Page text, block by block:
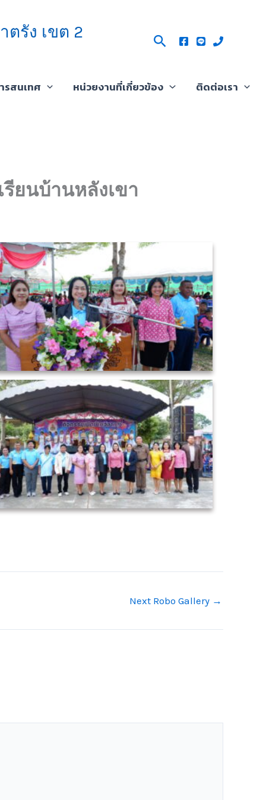
รัง เขต 2 Search
สนเทศ หน่วยงานที่เกี่ยวข้อง ติดต่อเรา
รียนบ้านหลังเขา
Next Robo Gallery →